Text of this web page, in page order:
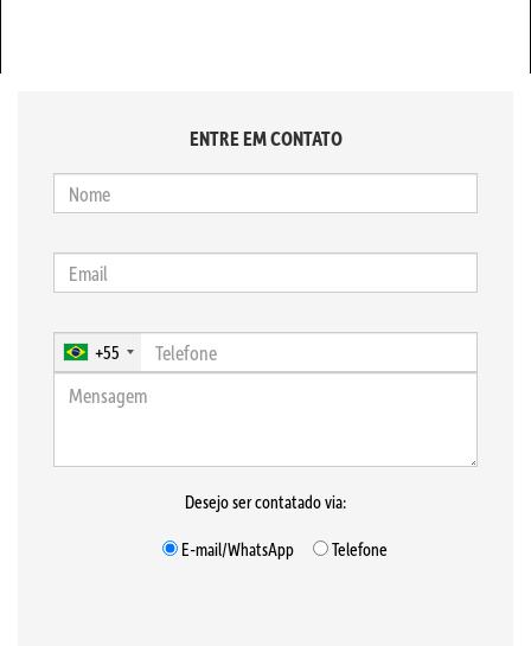
ENTRE EM CONTATO
+55
Desejo ser contatado via:
E-mail/WhatsApp
Telefone